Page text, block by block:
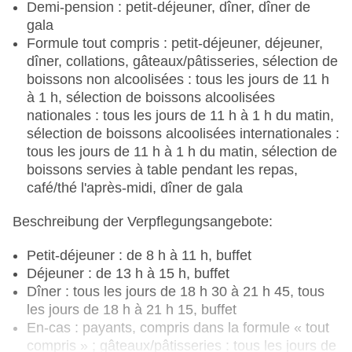
Demi-pension : petit-déjeuner, dîner, dîner de
gala
Formule tout compris : petit-déjeuner, déjeuner,
dîner, collations, gâteaux/pâtisseries, sélection de
boissons non alcoolisées : tous les jours de 11 h
à 1 h, sélection de boissons alcoolisées
nationales : tous les jours de 11 h à 1 h du matin,
sélection de boissons alcoolisées internationales :
tous les jours de 11 h à 1 h du matin, sélection de
boissons servies à table pendant les repas,
café/thé l'après-midi, dîner de gala
Beschreibung der Verpflegungsangebote:
Petit-déjeuner : de 8 h à 11 h, buffet
Déjeuner : de 13 h à 15 h, buffet
Dîner : tous les jours de 18 h 30 à 21 h 45, tous
les jours de 18 h à 21 h 15, buffet
En-cas : payants, compris dans la formule « tout
compris » ; gâteaux/pâtisseries : tous les jours de